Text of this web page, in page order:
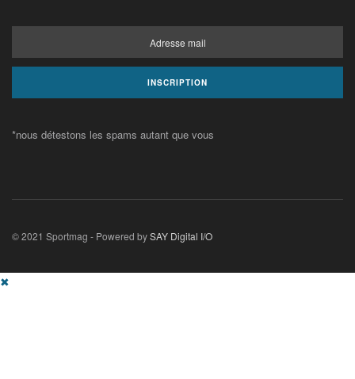
*nous détestons les spams autant que vous
© 2021 Sportmag - Powered bySAY Digital I/O
✖